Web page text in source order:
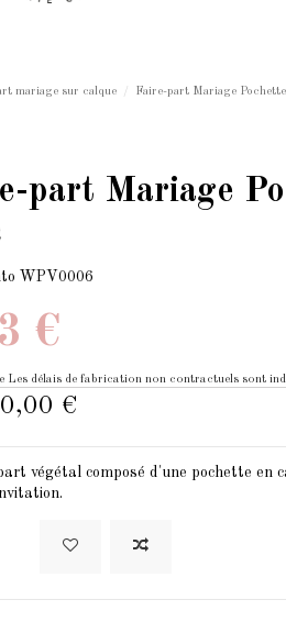
mariage sur calque Faire-part Mariage
part Mariage
WPV0006
€
Les délais de fabrication non contractuels sont
0,00 €
végétal composé d'une pochette en